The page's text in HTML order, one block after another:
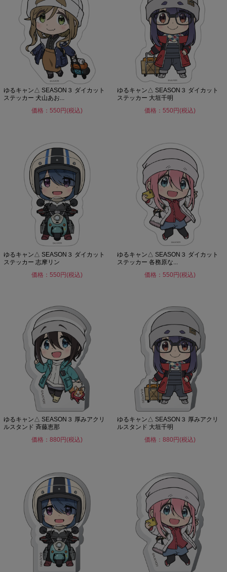
ゆるキャン△ SEASON３ ダイカット
ステッカー 犬山あお...
価格：550円(税込)
ゆるキャン△ SEASON３ ダイカット
ステッカー 大垣千明
価格：550円(税込)
ゆるキャン△ SEASON３ ダイカット
ステッカー 志摩リン
価格：550円(税込)
ゆるキャン△ SEASON３ ダイカット
ステッカー 各務原な...
価格：550円(税込)
ゆるキャン△ SEASON３ 厚みアクリ
ルスタンド 斉藤恵那
価格：880円(税込)
ゆるキャン△ SEASON３ 厚みアクリ
ルスタンド 大垣千明
価格：880円(税込)